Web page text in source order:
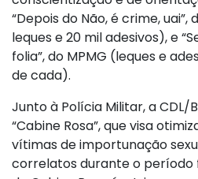
“Depois do Não, é crime, uai”,
leques e 20 mil adesivos), e
folia”, do MPMG (leques e
de cada).
Junto à Polícia Militar, a CDL/
“Cabine Rosa”, que visa
vítimas de importunação
correlatos durante o período